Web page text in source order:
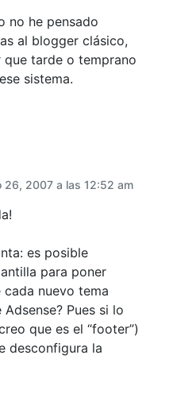
no he pensado
al blogger clásico,
tarde o temprano
sistema.
26, 2007 a las 12:52 am
es posible
para poner
nuevo tema
Pues si lo
que es el “footer”)
desconfigura la